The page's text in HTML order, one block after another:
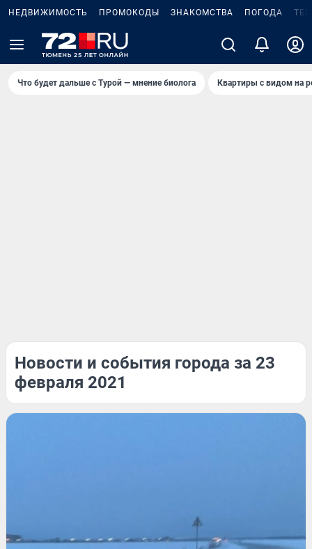
НЕДВИЖИМОСТЬ ПРОМОКОДЫ ЗНАКОМСТВА ПОГОДА
Что будет дальше с Турой — мнение биолога Квартиры с видом на
Новости и события города за 23
февраля 2021